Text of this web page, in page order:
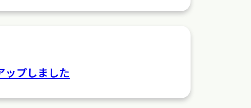
ップしました